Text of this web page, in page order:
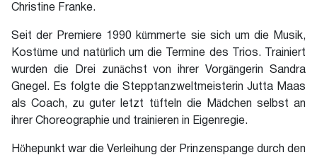
Christine Franke.
Seit der Premiere 1990 kümmerte sie sich um die Musik,
Kostüme und natürlich um die Termine des Trios. Trainiert
wurden die Drei zunächst von ihrer Vorgängerin Sandra
Gnegel. Es folgte die Stepptanzweltmeisterin Jutta Maas
als Coach, zu guter letzt tüfteln die Mädchen selbst an
ihrer Choreographie und trainieren in Eigenregie.
Höhepunkt war die Verleihung der Prinzenspange durch den